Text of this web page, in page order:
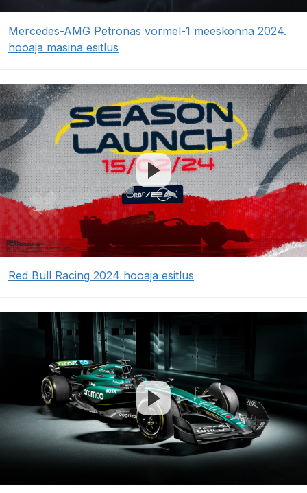
Mercedes-AMG Petronas vormel-1 meeskonna 2024.
hooaja masina esitlus
Red Bull Racing 2024 hooaja esitlus